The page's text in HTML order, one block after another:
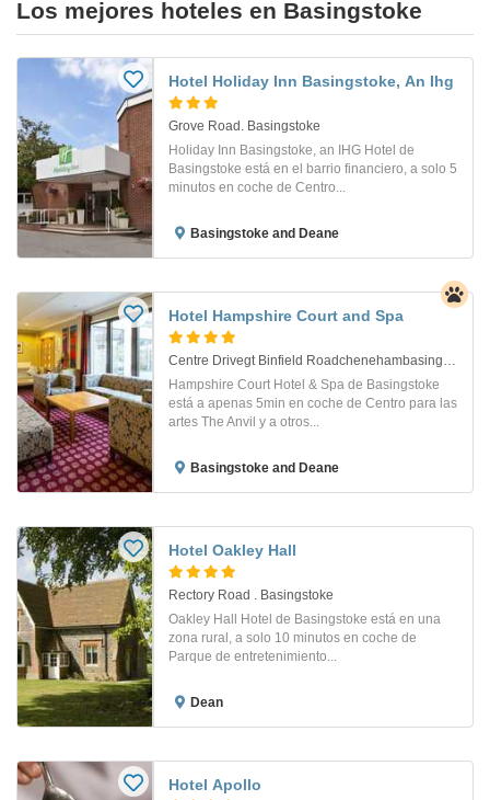
Los mejores hoteles en Basingstoke
Hotel Holiday Inn Basingstoke, An Ihg
Grove Road. Basingstoke
Holiday Inn Basingstoke, an IHG Hotel de
Basingstoke está en el barrio financiero, a solo 5
minutos en coche de Centro...
Basingstoke and Deane
Hotel Hampshire Court and Spa
Centre Drivegt Binfield Roadchenehambasingstock. Basingstoke
Hampshire Court Hotel & Spa de Basingstoke
está a apenas 5min en coche de Centro para las
artes The Anvil y a otros...
Basingstoke and Deane
Hotel Oakley Hall
Rectory Road . Basingstoke
Oakley Hall Hotel de Basingstoke está en una
zona rural, a solo 10 minutos en coche de
Parque de entretenimiento...
Dean
Hotel Apollo